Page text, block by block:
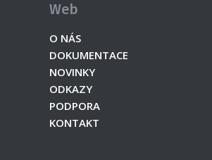
Web
O NÁS
DOKUMENTACE
NOVINKY
ODKAZY
PODPORA
KONTAKT